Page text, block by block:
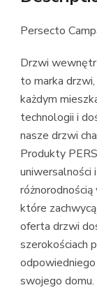
Persecto
Drzwi
to marka
każdym
technologii i
nasze drzwi
Produkty
uniwersalności
które
oferta drzwi
szerokościach
swojego domu.